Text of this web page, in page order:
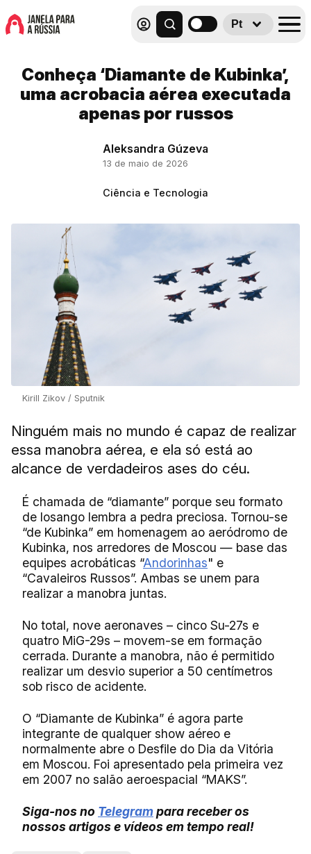
Pt
Conheça ‘Diamante de Kubinka’,
uma acrobacia aérea executada
apenas por russos
Aleksandra Gúzeva
13 de maio de 2026
Ciência e Tecnologia
Kirill Zikov / Sputnik
Ninguém mais no mundo é capaz de realizar
essa manobra aérea, e ela só está ao
alcance de verdadeiros ases do céu.
É chamada de “diamante” porque seu formato
de losango lembra a pedra preciosa. Tornou-se
“de Kubinka” em homenagem ao aeródromo de
Kubinka, nos arredores de Moscou — base das
equipes acrobáticas “Andorinhas" e
“Cavaleiros Russos”. Ambas se unem para
realizar a manobra juntas.
No total, nove aeronaves – cinco Su-27s e
quatro MiG-29s – movem-se em formação
cerrada. Durante a manobra, não é permitido
realizar um desvio superior a 50 centímetros
sob risco de acidente.
O “Diamante de Kubinka” é agora parte
integrante de qualquer show aéreo e
normalmente abre o Desfile do Dia da Vitória
em Moscou. Foi apresentado pela primeira vez
em 2007 no salão aeroespacial “MAKS”.
Siga-nos no Telegrampara receber os
nossos artigos e vídeos em tempo real!